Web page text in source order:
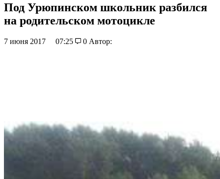
Под Урюпинском школьник разбился
на родительском мотоцикле
7 июня 2017 07:25 0 Автор: